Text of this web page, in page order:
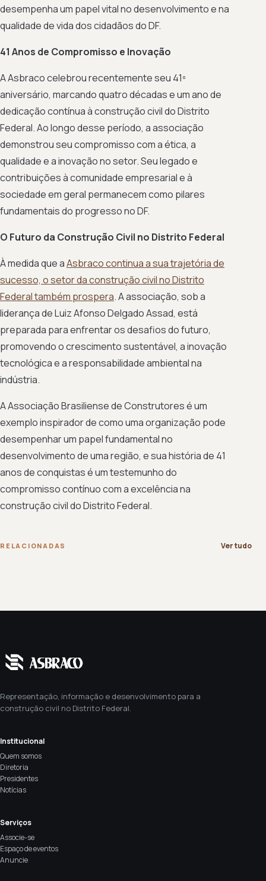
desempenha um papel vital no desenvolvimento e na
qualidade de vida dos cidadãos do DF.
41 Anos de Compromisso e Inovação
A Asbraco celebrou recentemente seu 41º
aniversário, marcando quatro décadas e um ano de
dedicação contínua à construção civil do Distrito
Federal. Ao longo desse período, a associação
demonstrou seu compromisso com a ética, a
qualidade e a inovação no setor. Seu legado e
contribuições à comunidade empresarial e à
sociedade em geral permanecem como pilares
fundamentais do progresso no DF.
O Futuro da Construção Civil no Distrito Federal
À medida que aAsbraco continua a sua trajetória de
sucesso, o setor da construção civil no Distrito
Federal também prospera. A associação, sob a
liderança de Luiz Afonso Delgado Assad, está
preparada para enfrentar os desafios do futuro,
promovendo o crescimento sustentável, a inovação
tecnológica e a responsabilidade ambiental na
indústria.
A Associação Brasiliense de Construtores é um
exemplo inspirador de como uma organização pode
desempenhar um papel fundamental no
desenvolvimento de uma região, e sua história de 41
anos de conquistas é um testemunho do
compromisso contínuo com a excelência na
construção civil do Distrito Federal.
RELACIONADAS Ver tudo
Representação, informação e desenvolvimento para a
construção civil no Distrito Federal.
Institucional
Quem somos
Diretoria
Presidentes
Notícias
Serviços
Associe-se
Espaço de eventos
Anuncie